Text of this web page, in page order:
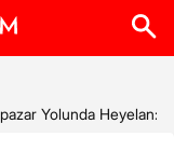
Yolunda Heyelan: